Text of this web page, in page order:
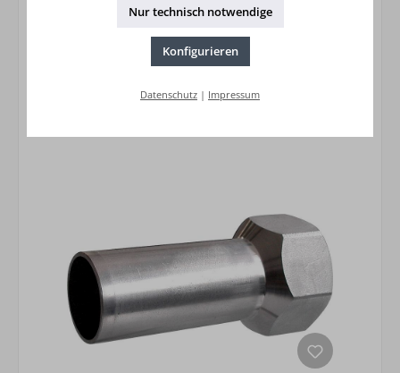
Preise inkl. MwSt. zzgl. Versandkosten
In den Warenkorb
Nur technisch notwendige
Konfigurieren
Datenschutz | Impressum